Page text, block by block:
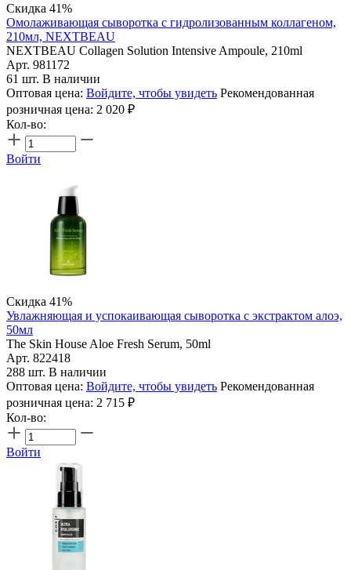
Скидка 41%
Омолаживающая сыворотка с гидролизованным коллагеном,
210мл, NEXTBEAU
NEXTBEAU Collagen Solution Intensive Ampoule, 210ml
Арт. 981172
61 шт. В наличии
Оптовая цена: Войдите, чтобы увидеть Рекомендованная
розничная цена: 2 020 ₽
Кол-во:
Войти
Скидка 41%
Увлажняющая и успокаивающая сыворотка с экстрактом алоэ,
50мл
The Skin House Aloe Fresh Serum, 50ml
Арт. 822418
288 шт. В наличии
Оптовая цена: Войдите, чтобы увидеть Рекомендованная
розничная цена: 2 715 ₽
Кол-во:
Войти